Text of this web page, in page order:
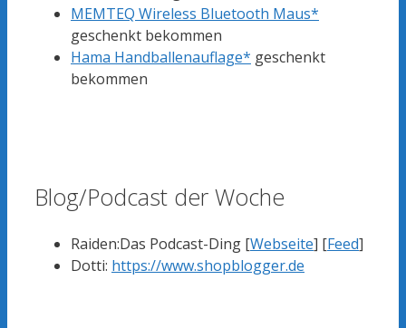
MEMTEQ Wireless Bluetooth Maus*
geschenkt bekommen
Hama Handballenauflage* geschenkt
bekommen
Blog/Podcast der Woche
Raiden:Das Podcast-Ding [Webseite] [Feed]
Dotti: https://www.shopblogger.de